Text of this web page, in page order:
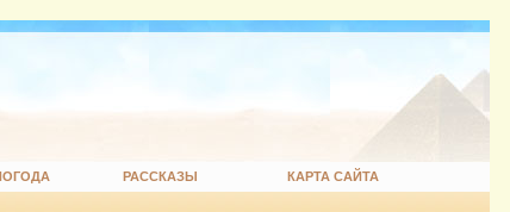
РАССКАЗЫ КАРТА САЙТА